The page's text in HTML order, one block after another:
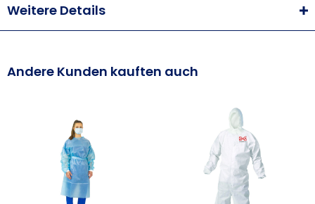
Weitere Details
Andere Kunden kauften auch